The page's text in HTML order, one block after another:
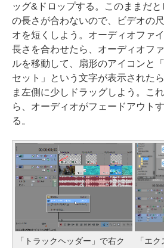
ッグ&ドロップする。このままだ
の長さが合わないので、ビデオの
オを短くしよう。オーディオファ
長さを合わせたら、オーディオフ
ルを移動して、扇形のアイコンと
セット」という文字が表示された
ま左側に少しドラッグしよう。こ
ら、オーディオがフェードアウト
る。
「トラックヘッダー」で右ク
「エ